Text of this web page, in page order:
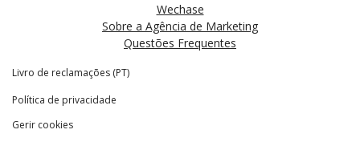
Wechase
Sobre a Agência de Marketing
Questões Frequentes
Livro de reclamações (PT)
Política de privacidade
Gerir cookies